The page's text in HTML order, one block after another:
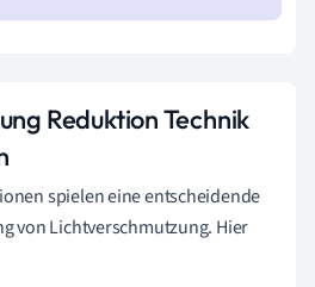
Reduktion Technik
spielen eine entscheidende
von Lichtverschmutzung. Hier